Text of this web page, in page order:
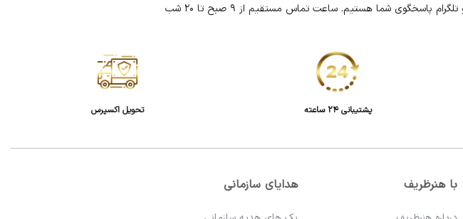
پشتیبانی 24 ساعته تحویل اکسپرس
با هنرظریف هدایای سازمانی